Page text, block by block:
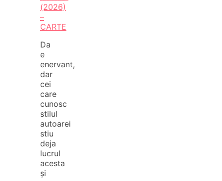
(2026)
–
CARTE
Da
e
enervant,
dar
cei
care
cunosc
stilul
autoarei
stiu
deja
lucrul
acesta
și